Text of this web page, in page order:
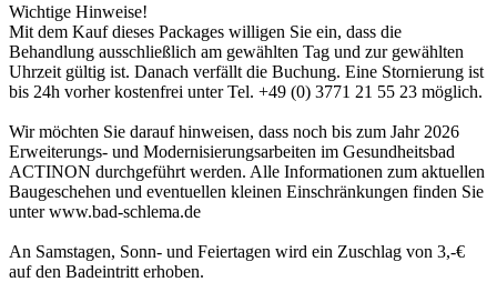
Wichtige Hinweise!
Mit dem Kauf dieses Packages willigen Sie ein, dass die
Behandlung ausschließlich am gewählten Tag und zur gewählten
Uhrzeit gültig ist. Danach verfällt die Buchung. Eine Stornierung ist
bis 24h vorher kostenfrei unter Tel. +49 (0) 3771 21 55 23 möglich.
Wir möchten Sie darauf hinweisen, dass noch bis zum Jahr 2026
Erweiterungs- und Modernisierungsarbeiten im Gesundheitsbad
ACTINON durchgeführt werden. Alle Informationen zum aktuellen
Baugeschehen und eventuellen kleinen Einschränkungen finden Sie
unter www.bad-schlema.de
An Samstagen, Sonn- und Feiertagen wird ein Zuschlag von 3,-€
auf den Badeintritt erhoben.